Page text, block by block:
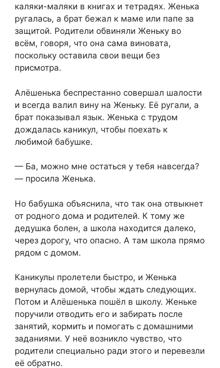
каляки-маляки в книгах и тетрадях. Женька
ругалась, а брат бежал к маме или папе за
защитой. Родители обвиняли Женьку во
всём, говоря, что она сама виновата,
поскольку оставила свои вещи без
присмотра.
Алёшенька беспрестанно совершал шалости
и всегда валил вину на Женьку. Её ругали, а
брат показывал язык. Женька с трудом
дождалась каникул, чтобы поехать к
любимой бабушке.
— Ба, можно мне остаться у тебя навсегда?
— просила Женька.
Но бабушка объяснила, что так она отвыкнет
от родного дома и родителей. К тому же
дедушка болен, а школа находится далеко,
через дорогу, что опасно. А там школа прямо
рядом с домом.
Каникулы пролетели быстро, и Женька
вернулась домой, чтобы ждать следующих.
Потом и Алёшенька пошёл в школу. Женьке
поручили отводить его и забирать после
занятий, кормить и помогать с домашними
заданиями. У неё возникло чувство, что
родители специально ради этого и перевезли
её обратно.